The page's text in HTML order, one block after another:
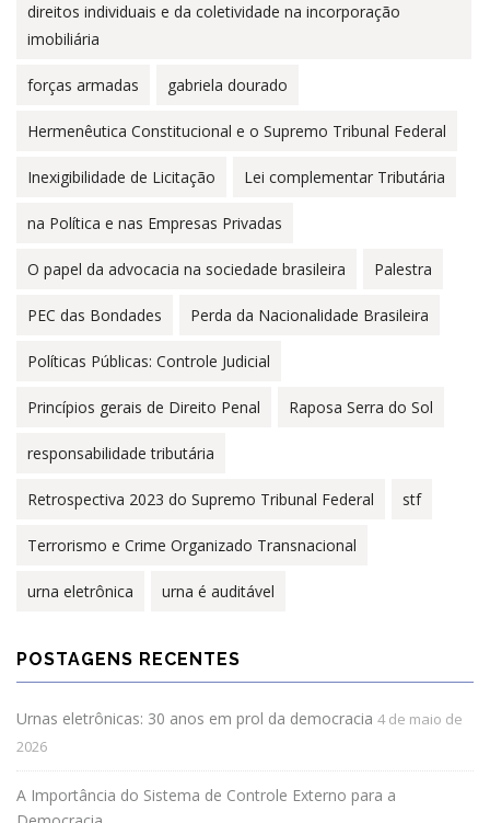
direitos individuais e da coletividade na incorporação
imobiliária
forças armadas gabriela dourado
Hermenêutica Constitucional e o Supremo Tribunal Federal
Inexigibilidade de Licitação Lei complementar Tributária
na Política e nas Empresas Privadas
O papel da advocacia na sociedade brasileira Palestra
PEC das Bondades Perda da Nacionalidade Brasileira
Políticas Públicas: Controle Judicial
Princípios gerais de Direito Penal Raposa Serra do Sol
responsabilidade tributária
Retrospectiva 2023 do Supremo Tribunal Federal stf
Terrorismo e Crime Organizado Transnacional
urna eletrônica urna é auditável
POSTAGENS RECENTES
Urnas eletrônicas: 30 anos em prol da democracia 4 de maio de
2026
A Importância do Sistema de Controle Externo para a